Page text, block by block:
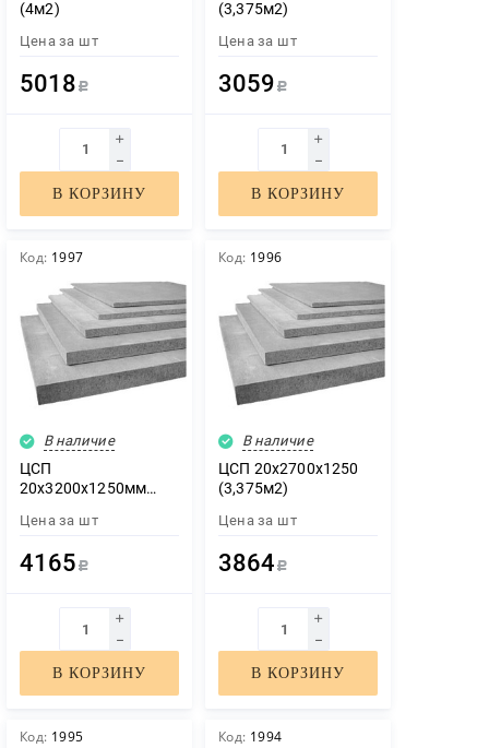
(4м2)
Цена за шт
5018 Р
В КОРЗИНУ
(3,375м2)
Цена за шт
3059 Р
В КОРЗИНУ
Код: 1997
В наличие
ЦСП
20х3200х1250мм
Цена за шт
4165 Р
В КОРЗИНУ
Код: 1996
В наличие
ЦСП 20х2700х1250
(3,375м2)
Цена за шт
3864 Р
В КОРЗИНУ
Код: 1995 Код: 1994
152-ФЗ "О персональных данных", на условиях и для целей,
определенных в
политикой конфиденциальности
ОТПРАВИТЬ